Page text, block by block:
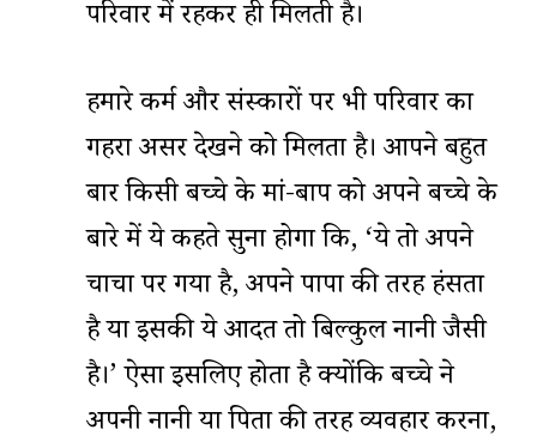
परिवार में रहकर ही मिलती है।
हमारे कर्म और संस्कारों पर भी परिवार का
गहरा असर देखने को मिलता है। आपने बहुत
बार किसी बच्चे के मां-बाप को अपने बच्चे के
बारे में ये कहते सुना होगा कि, ‘ये तो अपने
चाचा पर गया है, अपने पापा की तरह हंसता
है या इसकी ये आदत तो बिल्कुल नानी जैसी
है।’ ऐसा इसलिए होता है क्योंकि बच्चे ने
अपनी नानी या पिता की तरह व्यवहार करना,